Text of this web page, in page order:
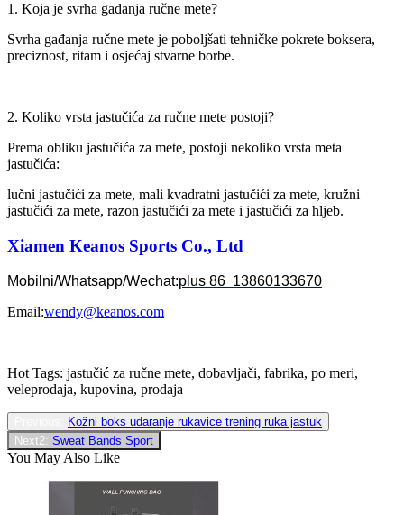
1. Koja je svrha gađanja ručne mete?
Svrha gađanja ručne mete je poboljšati tehničke pokrete boksera,
preciznost, ritam i osjećaj stvarne borbe.
2. Koliko vrsta jastučića za ručne mete postoji?
Prema obliku jastučića za mete, postoji nekoliko vrsta meta
jastučića:
lučni jastučići za mete, mali kvadratni jastučići za mete, kružni
jastučići za mete, razon jastučići za mete i jastučići za hljeb.
Xiamen Keanos Sports Co., Ltd
Mobilni/Whatsapp/Wechat:plus 86 13860133670
Email:wendy@keanos.com
Hot Tags: jastučić za ručne mete, dobavljači, fabrika, po meri,
veleprodaja, kupovina, prodaja
Kožni boks udaranje rukavice trening ruka jastuk
Next2: Sweat Bands Sport
You May Also Like